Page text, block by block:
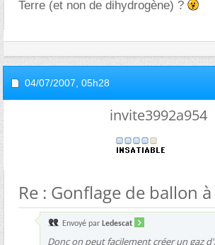
Terre (et non de dihydrogène) ?
04/07/2007, 05h28
invite3992a954
Re : Gonflage de ballon
Envoyé par Ledescat
Donc on peut facilement créer un gaz